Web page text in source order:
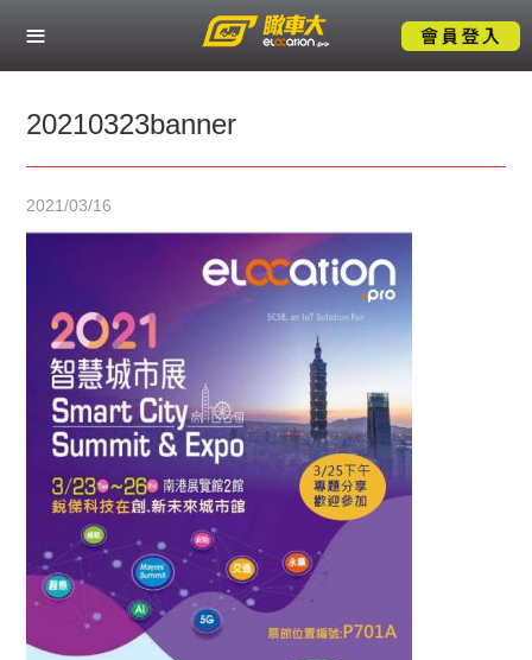
關於瞰車大
產業解決方案
成功案例
技術支援
聯絡我們
20210323banner
2021/03/16